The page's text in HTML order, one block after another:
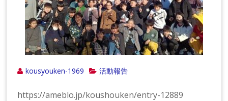
kousyouken-1969 活動報告
https://ameblo.jp/koushouken/entry-12889